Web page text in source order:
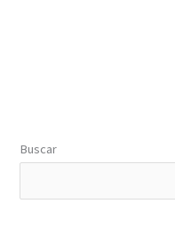
Buscar